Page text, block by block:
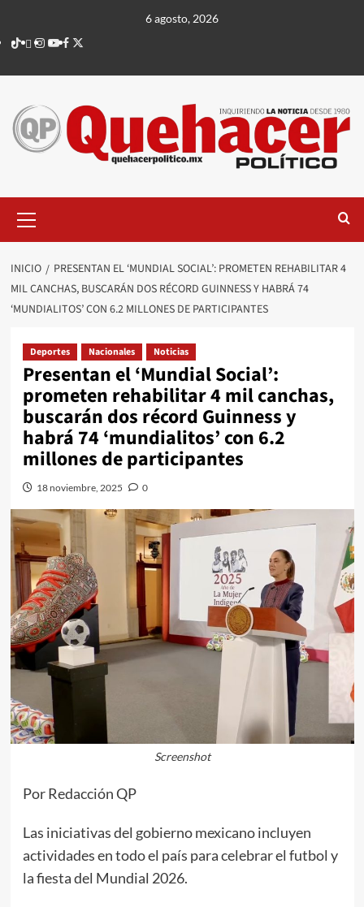
contenido
6 agosto, 2026
TikTok
threads
Instagram
Youtube
Facebook
X
principal
INICIO
PRESENTAN EL ‘MUNDIAL SOCIAL’: PROMETEN REHABILITAR 4
MIL CANCHAS, BUSCARÁN DOS RÉCORD GUINNESS Y HABRÁ 74
‘MUNDIALITOS’ CON 6.2 MILLONES DE PARTICIPANTES
Deportes Nacionales Noticias
Presentan el ‘Mundial Social’:
prometen rehabilitar 4 mil canchas,
buscarán dos récord Guinness y
habrá 74 ‘mundialitos’ con 6.2
millones de participantes
18 noviembre, 2025 0
Screenshot
Por Redacción QP
Las iniciativas del gobierno mexicano incluyen
actividades en todo el país para celebrar el futbol y
la fiesta del Mundial 2026.